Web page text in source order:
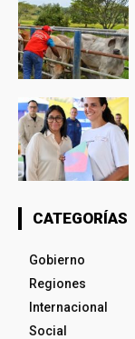
CATEGORÍAS
Gobierno
Regiones
Internacional
Social